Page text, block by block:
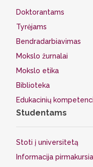
Doktorantams
Tyrėjams
Bendradarbiavimas
Mokslo žurnalai
Mokslo etika
Biblioteka
Edukacinių
Studentams
Stoti į universitetą
Informacija